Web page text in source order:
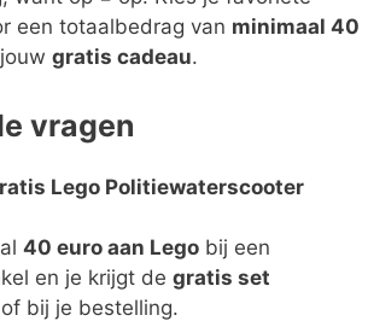
een totaalbedrag van minimaal 40
gratis cadeau.
vragen
Lego Politiewaterscooter
40 euro aan Lego bij een
en je krijgt de gratis set
bij je bestelling.